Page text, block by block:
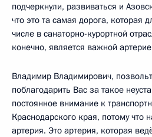
подчеркнули, развиваться и
что это та самая дорога, которая
числе в санаторно-курортной
конечно, является важной
Владимир Владимирович,
поблагодарить Вас за такое
постоянное внимание к
Краснодарского края, потому что
артерия. Это артерия, которая